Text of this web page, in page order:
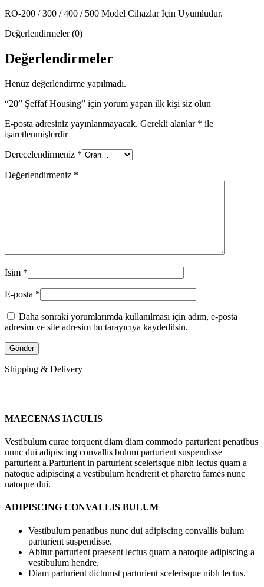
RO-200 / 300 / 400 / 500 Model Cihazlar İçin Uyumludur.
Değerlendirmeler (0)
Değerlendirmeler
Henüz değerlendirme yapılmadı.
“20” Şeffaf Housing” için yorum yapan ilk kişi siz olun
E-posta adresiniz yayınlanmayacak. Gerekli alanlar * ile
işaretlenmişlerdir
Derecelendirmeniz *
Değerlendirmeniz *
İsim *
E-posta *
Daha sonraki yorumlarımda kullanılması için adım, e-posta
adresim ve site adresim bu tarayıcıya kaydedilsin.
Shipping & Delivery
MAECENAS IACULIS
Vestibulum curae torquent diam diam commodo parturient penatibus
nunc dui adipiscing convallis bulum parturient suspendisse
parturient a.Parturient in parturient scelerisque nibh lectus quam a
natoque adipiscing a vestibulum hendrerit et pharetra fames nunc
natoque dui.
ADIPISCING CONVALLIS BULUM
Vestibulum penatibus nunc dui adipiscing convallis bulum
parturient suspendisse.
Abitur parturient praesent lectus quam a natoque adipiscing a
vestibulum hendre.
Diam parturient dictumst parturient scelerisque nibh lectus.